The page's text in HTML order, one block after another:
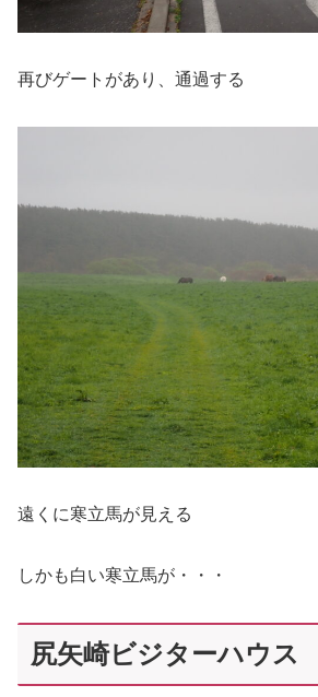
再びゲートがあり、通過する
遠くに寒立馬が見える
しかも白い寒立馬が・・・
尻矢崎ビジターハウス